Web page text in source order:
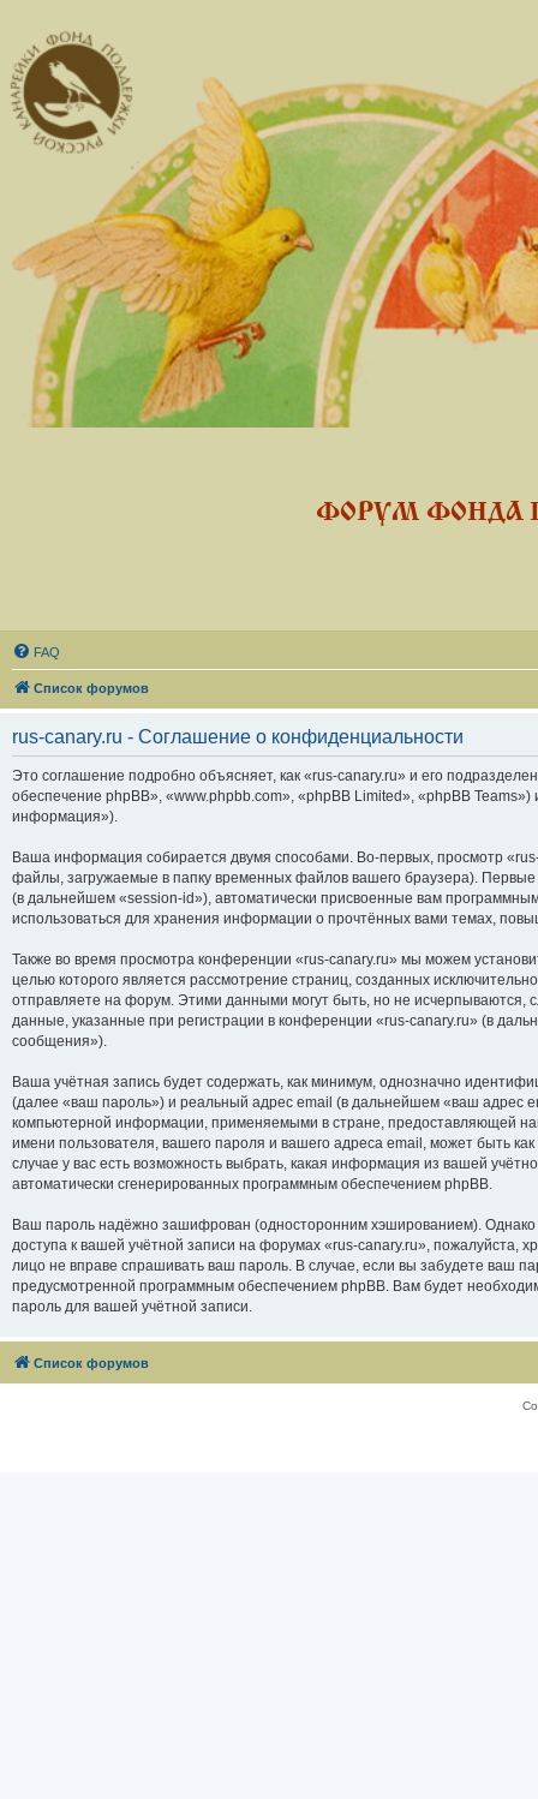
ФОРУМ ФОНДА
FAQ
Список форумов
rus-canary.ru - Соглашение о конфиденциальности
Это соглашение подробно объясняет, как «rus-canary.ru» и его
обеспечение phpBB», «www.phpbb.com», «phpBB Limited», «phpBB
информация»).
Ваша информация собирается двумя способами. Во-первых, просмотр
файлы, загружаемые в папку временных файлов вашего браузера).
(в дальнейшем «session-id»), автоматически присвоенные вам
использоваться для хранения информации о прочтённых вами темах,
Также во время просмотра конференции «rus-canary.ru» мы можем
целью которого является рассмотрение страниц, созданных
отправляете на форум. Этими данными могут быть, но не
данные, указанные при регистрации в конференции «rus-canary.ru» (в
сообщения»).
Ваша учётная запись будет содержать, как минимум, однозначно
(далее «ваш пароль») и реальный адрес email (в дальнейшем «ваш адрес
компьютерной информации, применяемыми в стране, предоставляющей
имени пользователя, вашего пароля и вашего адреса email, может быть
случае у вас есть возможность выбрать, какая информация из вашей
автоматически сгенерированных программным обеспечением phpBB.
Ваш пароль надёжно зашифрован (односторонним хэшированием). Однако
доступа к вашей учётной записи на форумах «rus-canary.ru», пожалуйста,
лицо не вправе спрашивать ваш пароль. В случае, если вы забудете ваш
предусмотренной программным обеспечением phpBB. Вам будет
пароль для вашей учётной записи.
Список форумов